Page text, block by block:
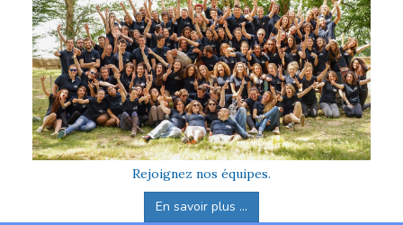
Rejoignez nos équipes.
En savoir plus ...